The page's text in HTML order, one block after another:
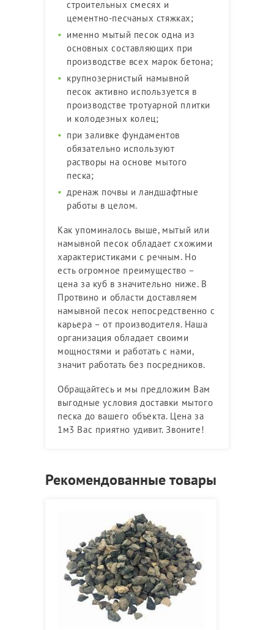
строительных смесях и
цементно-песчаных стяжках;
именно мытый песок одна из
основных составляющих при
производстве всех марок бетона;
крупнозернистый намывной
песок активно используется в
производстве тротуарной плитки
и колодезных колец;
при заливке фундаментов
обязательно используют
растворы на основе мытого
песка;
дренаж почвы и ландшафтные
работы в целом.
Как упоминалось выше, мытый или
намывной песок обладает схожими
характеристиками с речным. Но
есть огромное преимущество –
цена за куб в значительно ниже. В
Протвино и области доставляем
намывной песок непосредственно с
карьера – от производителя. Наша
организация обладает своими
мощностями и работать с нами,
значит работать без посредников.
Обращайтесь и мы предложим Вам
выгодные условия доставки мытого
песка до вашего объекта. Цена за
1м3 Вас приятно удивит. Звоните!
Рекомендованные товары